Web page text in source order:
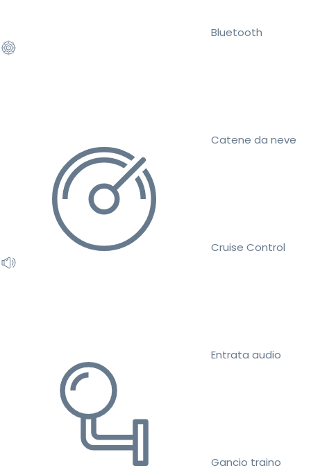
Bluetooth
Catene da neve
Cruise Control
Entrata audio
Gancio traino